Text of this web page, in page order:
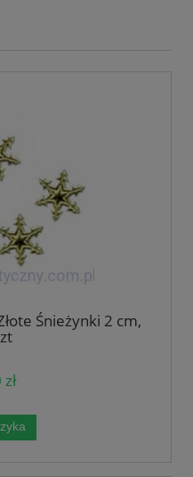
Śnieżynki 2 cm,